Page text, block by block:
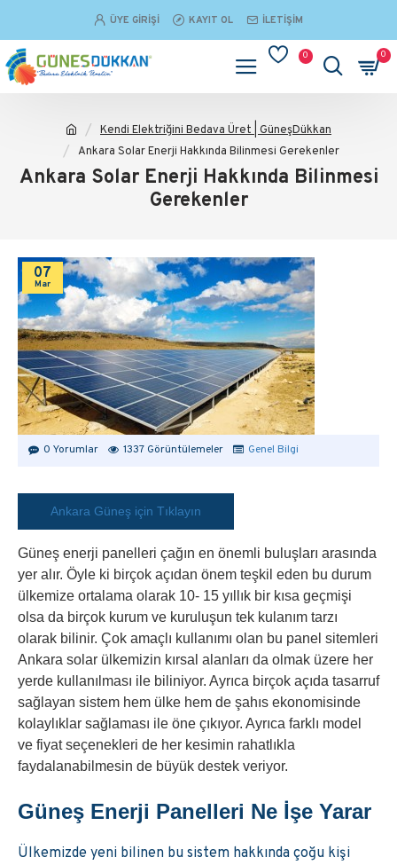
ÜYE GIRIŞI KAYIT OL İLETIŞIM
0 0
Kendi Elektriğini Bedava Üret | GüneşDükkan
Ankara Solar Enerji Hakkında Bilinmesi Gerekenler
Ankara Solar Enerji Hakkında Bilinmesi
Gerekenler
07
Mar
0 Yorumlar 1337 Görüntülemeler Genel Bilgi
Ankara Güneş için Tıklayın
Güneş enerji panelleri çağın en önemli buluşları arasında
yer alır. Öyle ki birçok açıdan önem teşkil eden bu durum
ülkemize ortalama olarak 10- 15 yıllık bir kısa geçmişi
olsa da birçok kurum ve kuruluşun tek kulanım tarzı
olarak bilinir. Çok amaçlı kullanımı olan bu panel sitemleri
Ankara solar ülkemizin kırsal alanları da olmak üzere her
yerde kullanılması ile biliniyor. Ayrıca birçok açıda tasarruf
sağlayan sistem hem ülke hem de şahıs ekonomisinde
kolaylıklar sağlaması ile öne çıkıyor. Ayrıca farklı model
ve fiyat seçenekleri de her kesimin rahatlıkla
faydalanabilmesin de büyük destek veriyor.
Güneş Enerji Panelleri Ne İşe Yarar
Ülkemizde yeni bilinen bu sistem hakkında çoğu kişi